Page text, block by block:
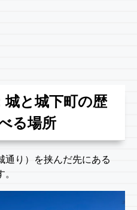
城と城下町の歴
る場所
通り）を挟んだ先にある